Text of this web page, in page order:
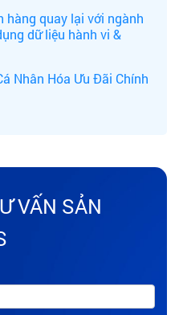
hàng quay lại với ngành
dữ liệu hành vi &
Nhân Hóa Ưu Đãi Chính
VẤN SẢN